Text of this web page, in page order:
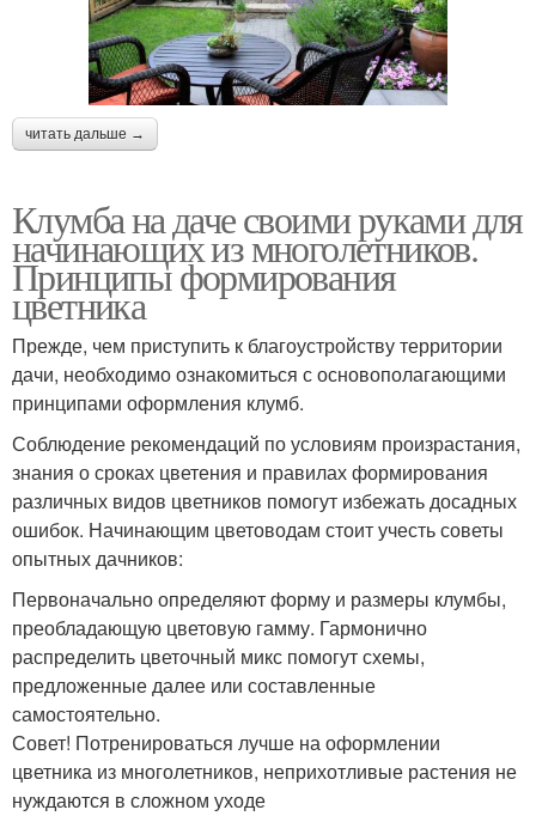
читать дальше →
Клумба на даче своими руками для
начинающих из многолетников.
Принципы формирования
цветника
Прежде, чем приступить к благоустройству территории
дачи, необходимо ознакомиться с основополагающими
принципами оформления клумб.
Соблюдение рекомендаций по условиям произрастания,
знания о сроках цветения и правилах формирования
различных видов цветников помогут избежать досадных
ошибок. Начинающим цветоводам стоит учесть советы
опытных дачников:
Первоначально определяют форму и размеры клумбы,
преобладающую цветовую гамму. Гармонично
распределить цветочный микс помогут схемы,
предложенные далее или составленные
самостоятельно.
​Совет! Потренироваться лучше на оформлении
цветника из многолетников, неприхотливые растения не
нуждаются в сложном уходе